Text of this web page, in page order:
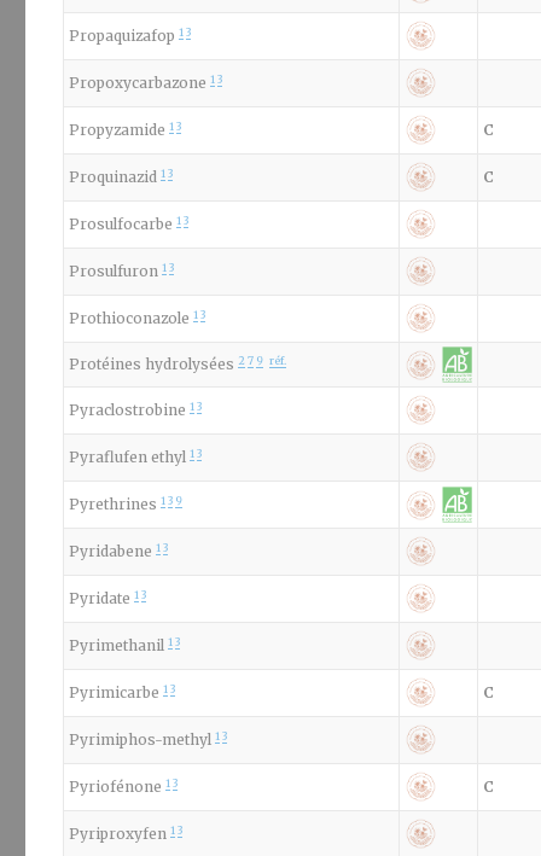
Propaquizafop 1 3
Propoxycarbazone 1 3
Propyzamide 1 3 C
Proquinazid 1 3 C
Prosulfocarbe 1 3
Prosulfuron 1 3
Prothioconazole 1 3
Protéines hydrolysées 2 7 9 réf.
Pyraclostrobine 1 3
Pyraflufen ethyl 1 3
Pyrethrines 1 3 9
Pyridabene 1 3
Pyridate 1 3
Pyrimethanil 1 3
Pyrimicarbe 1 3 C
Pyrimiphos-methyl 1 3
Pyriofénone 1 3 C
Pyriproxyfen 1 3